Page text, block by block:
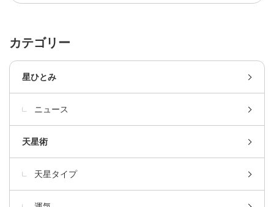
カテゴリー
星ひとみ
ニュース
天星術
天星タイプ